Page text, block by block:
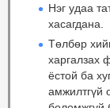
Нэг удаа
хасагдана.
Төлбөр
харгалзах
ёстой ба
амжилтгүй